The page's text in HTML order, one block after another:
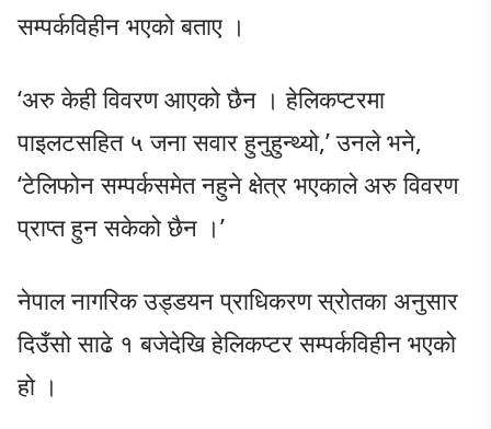
सम्पर्कविहीन भएको बताए ।
‘अरु केही विवरण आएको छैन । हेलिकप्टरमा
पाइलटसहित ५ जना सवार हुनुहुन्थ्यो,’ उनले भने,
‘टेलिफोन सम्पर्कसमेत नहुने क्षेत्र भएकाले अरु विवरण
प्राप्त हुन सकेको छैन ।’
नेपाल नागरिक उड्डयन प्राधिकरण स्रोतका अनुसार
दिउँसो साढे १ बजेदेखि हेलिकप्टर सम्पर्कविहीन भएको
हो ।